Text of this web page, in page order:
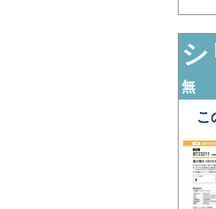
シ
無
こ